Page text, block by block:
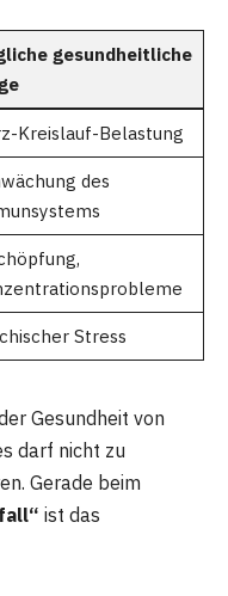
gesundheitliche
Kreislauf-Belastung
des
Stress
Gesundheit von
darf nicht zu
Gerade beim
ist das